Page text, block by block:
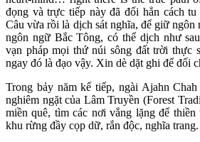
đọng và trực tiếp này đã đổi hẳn cách
Câu vừa rồi là dịch sát nghĩa, để giữ
ngôn ngữ Bắc Tông, có thể dịch như
vạn pháp mọi thứ núi sông đất trời thực
ngay đó là đạo vậy. Xin dè dặt ghi để đối
Trong bảy năm kế tiếp, ngài Ajahn
nghiêm ngặt của Lâm Truyền (Forest
miền quê, tìm các nơi vắng lặng để
khu rừng đầy cọp dữ, rắn độc, nghĩa trang.